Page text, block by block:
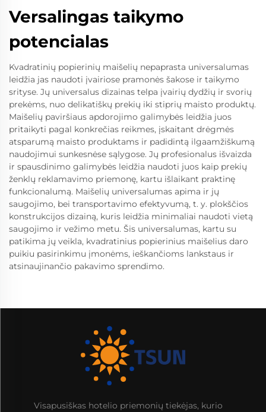
Versalingas taikymo
potencialas
Kvadratinių popierinių maišelių nepaprasta universalumas
leidžia jas naudoti įvairiose pramonės šakose ir taikymo
srityse. Jų universalus dizainas telpa įvairių dydžių ir svorių
prekėms, nuo delikatiškų prekių iki stiprių maisto produktų.
Maišelių paviršiaus apdorojimo galimybės leidžia juos
pritaikyti pagal konkrečias reikmes, įskaitant drėgmės
atsparumą maisto produktams ir padidintą ilgaamžiškumą
naudojimui sunkesnėse sąlygose. Jų profesionalus išvaizda
ir spausdinimo galimybės leidžia naudoti juos kaip prekių
ženklų reklamavimo priemonę, kartu išlaikant praktinę
funkcionalumą. Maišelių universalumas apima ir jų
saugojimo, bei transportavimo efektyvumą, t. y. plokščios
konstrukcijos dizainą, kuris leidžia minimaliai naudoti vietą
saugojimo ir vežimo metu. Šis universalumas, kartu su
patikima jų veikla, kvadratinius popierinius maišelius daro
puikiu pasirinkimu įmonėms, ieškančioms lankstaus ir
atsinaujinančio pakavimo sprendimo.
Visapusiškas hotelio priemonių tiekėjas, kurio